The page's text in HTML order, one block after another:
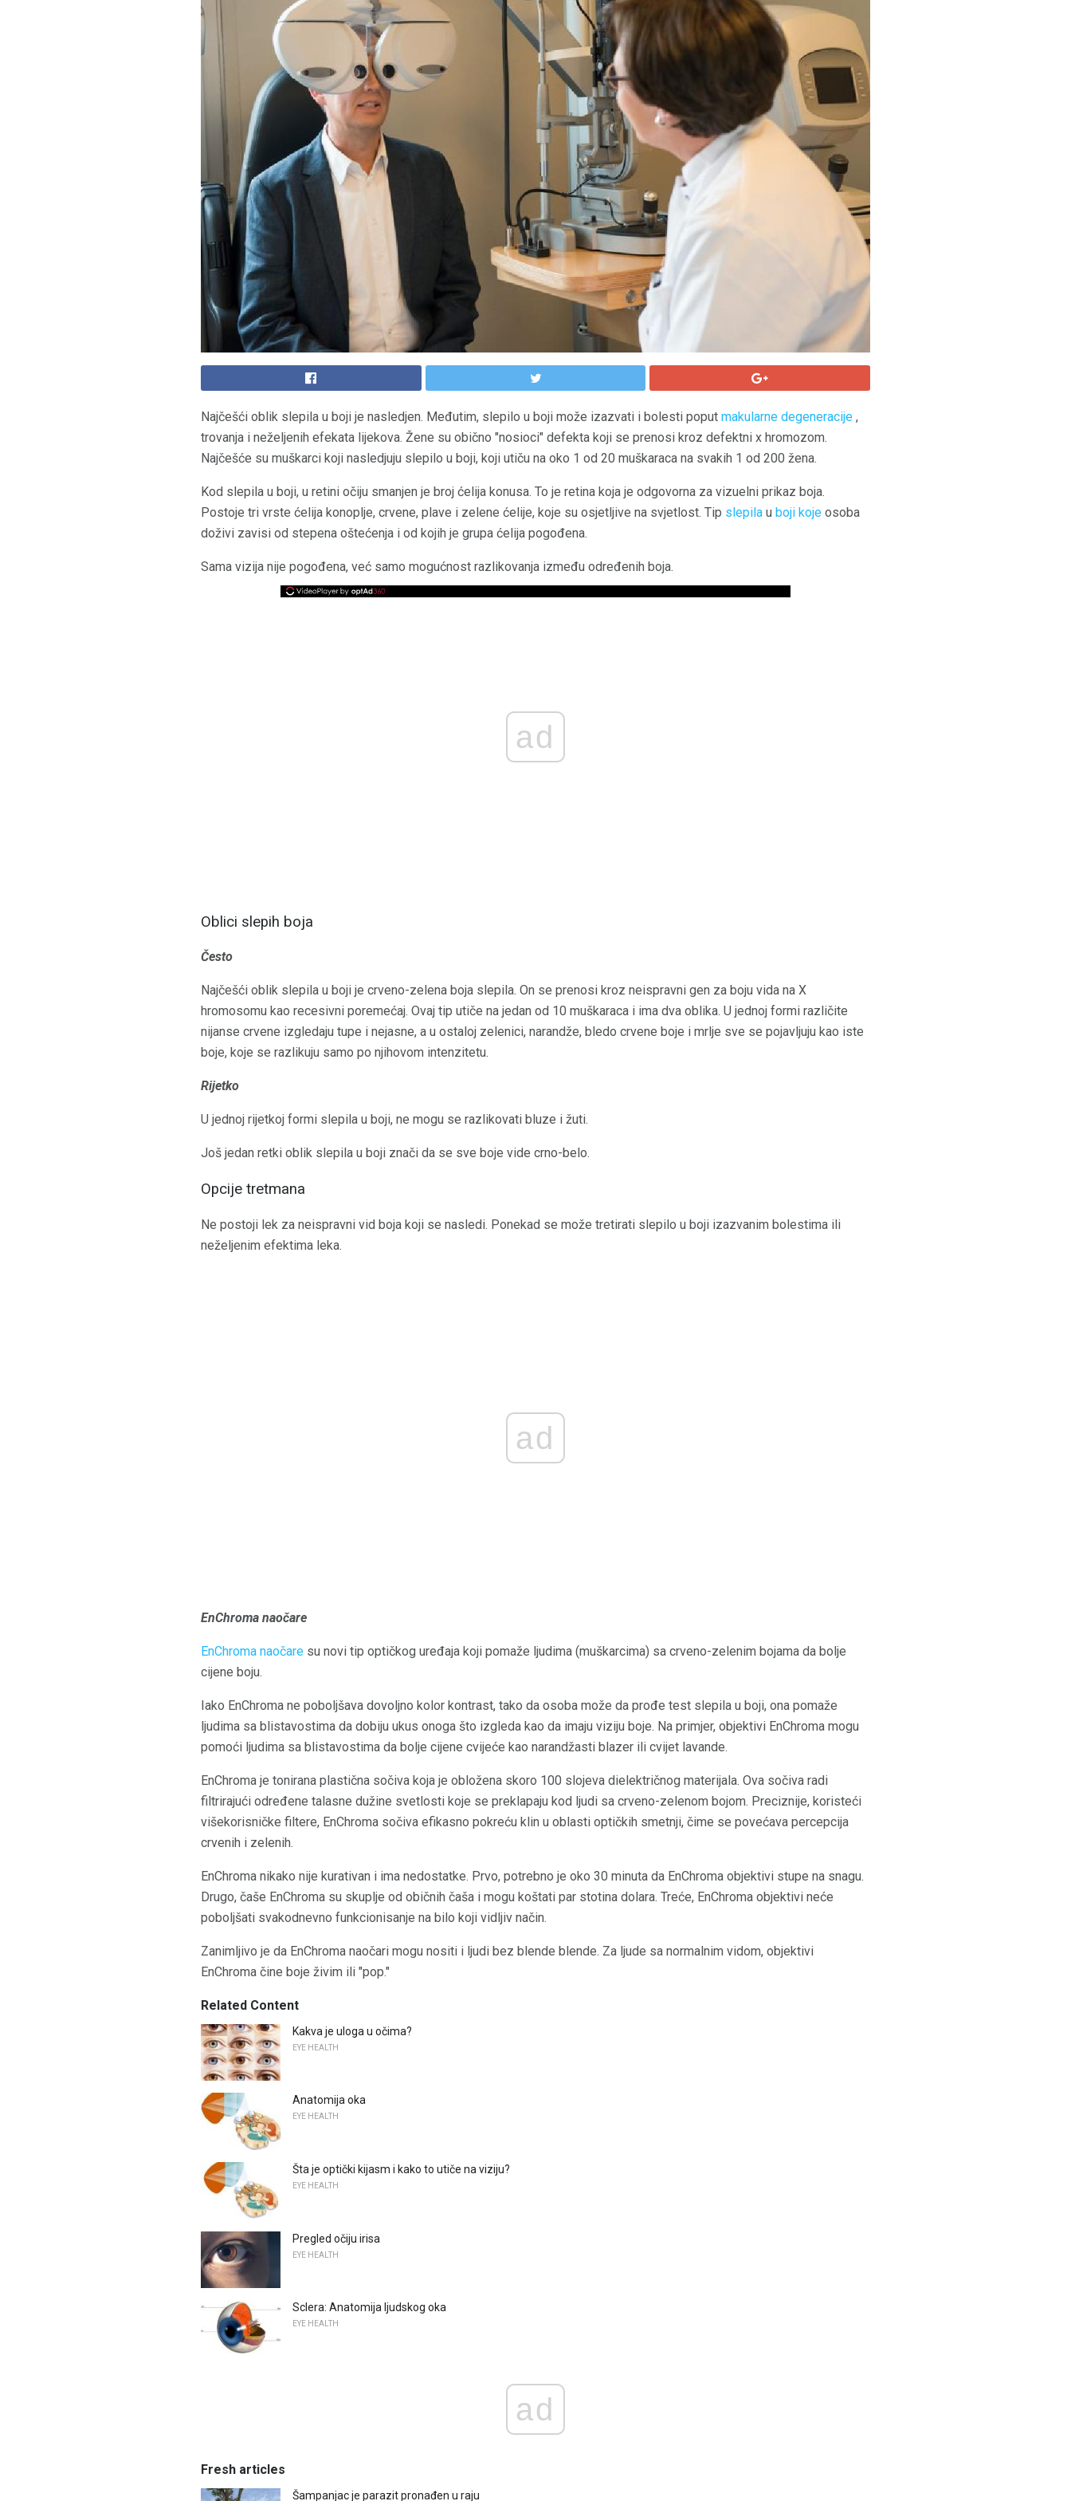
Najčešći oblik slepila u boji je nasledjen. Međutim, slepilo u boji može izazvati i bolesti poput makularne degeneracije ,
trovanja i neželjenih efekata lijekova. Žene su obično "nosioci" defekta koji se prenosi kroz defektni x hromozom.
Najčešće su muškarci koji nasledjuju slepilo u boji, koji utiču na oko 1 od 20 muškaraca na svakih 1 od 200 žena.
Kod slepila u boji, u retini očiju smanjen je broj ćelija konusa. To je retina koja je odgovorna za vizuelni prikaz boja.
Postoje tri vrste ćelija konoplje, crvene, plave i zelene ćelije, koje su osjetljive na svjetlost. Tip slepila u boji koje osoba
doživi zavisi od stepena oštećenja i od kojih je grupa ćelija pogođena.
Sama vizija nije pogođena, već samo mogućnost razlikovanja između određenih boja.
ad
Oblici slepih boja
Često
Najčešći oblik slepila u boji je crveno-zelena boja slepila. On se prenosi kroz neispravni gen za boju vida na X
hromosomu kao recesivni poremećaj. Ovaj tip utiče na jedan od 10 muškaraca i ima dva oblika. U jednoj formi različite
nijanse crvene izgledaju tupe i nejasne, a u ostaloj zelenici, narandže, bledo crvene boje i mrlje sve se pojavljuju kao iste
boje, koje se razlikuju samo po njihovom intenzitetu.
Rijetko
U jednoj rijetkoj formi slepila u boji, ne mogu se razlikovati bluze i žuti.
Još jedan retki oblik slepila u boji znači da se sve boje vide crno-belo.
Opcije tretmana
Ne postoji lek za neispravni vid boja koji se nasledi. Ponekad se može tretirati slepilo u boji izazvanim bolestima ili
neželjenim efektima leka.
ad
EnChroma naočare
EnChroma naočare su novi tip optičkog uređaja koji pomaže ljudima (muškarcima) sa crveno-zelenim bojama da bolje
cijene boju.
Iako EnChroma ne poboljšava dovoljno kolor kontrast, tako da osoba može da prođe test slepila u boji, ona pomaže
ljudima sa blistavostima da dobiju ukus onoga što izgleda kao da imaju viziju boje. Na primjer, objektivi EnChroma mogu
pomoći ljudima sa blistavostima da bolje cijene cvijeće kao narandžasti blazer ili cvijet lavande.
EnChroma je tonirana plastična sočiva koja je obložena skoro 100 slojeva dielektričnog materijala. Ova sočiva radi
filtrirajući određene talasne dužine svetlosti koje se preklapaju kod ljudi sa crveno-zelenom bojom. Preciznije, koristeći
višekorisničke filtere, EnChroma sočiva efikasno pokreću klin u oblasti optičkih smetnji, čime se povećava percepcija
crvenih i zelenih.
EnChroma nikako nije kurativan i ima nedostatke. Prvo, potrebno je oko 30 minuta da EnChroma objektivi stupe na snagu.
Drugo, čaše EnChroma su skuplje od običnih čaša i mogu koštati par stotina dolara. Treće, EnChroma objektivi neće
poboljšati svakodnevno funkcionisanje na bilo koji vidljiv način.
Zanimljivo je da EnChroma naočari mogu nositi i ljudi bez blende blende. Za ljude sa normalnim vidom, objektivi
EnChroma čine boje živim ili "pop."
Related Content
Kakva je uloga u očima?
EYE HEALTH
Anatomija oka
EYE HEALTH
Šta je optički kijasm i kako to utiče na viziju?
EYE HEALTH
Pregled očiju irisa
EYE HEALTH
Sclera: Anatomija ljudskog oka
EYE HEALTH
ad
Fresh articles
Šampanjac je parazit pronađen u raju